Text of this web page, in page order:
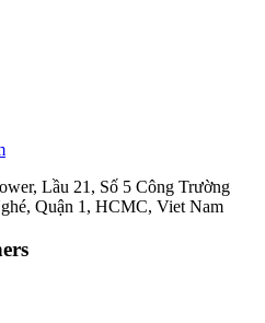
Lầu 21, Số 5 Công Trường
Quận 1, HCMC, Viet Nam